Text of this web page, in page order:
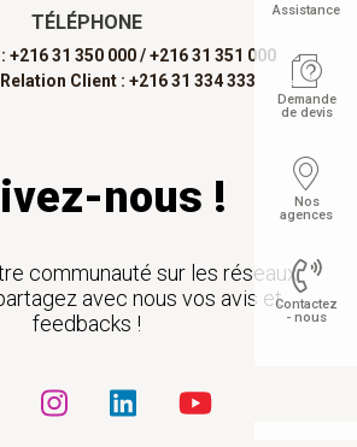
TÉLÉPHONE
+216 31 350 000 / +216 31 351 000
Client : +216 31 334 333
nous !
communauté sur les réseaux
avec nous vos avis et
feedbacks !
Assistance
Demande
de devis
Nos
agences
Contactez
- nous